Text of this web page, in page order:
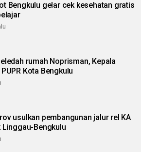
Bengkulu gelar cek kesehatan gratis
rumah Noprisman, Kepala
Kota Bengkulu
usulkan pembangunan jalur rel KA
Linggau-Bengkulu